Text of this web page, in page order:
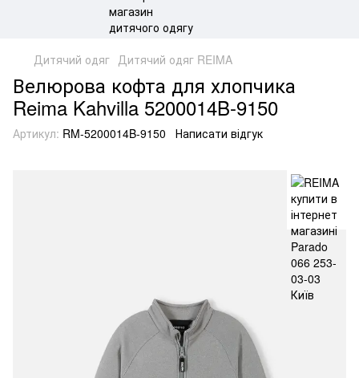
Дитячий одяг Дитячий одяг REIMA
Велюрова кофта для хлопчика
Reima Kahvilla 5200014B-9150
Артикул: RM-5200014B-9150 Написати відгук